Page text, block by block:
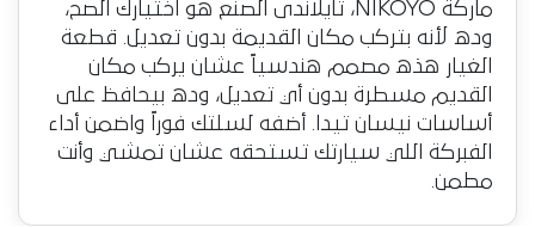
ماركة NIKOYO، تايلاندى الصنع هو اختيارك الصح،
وده لأنه بتركب مكان القديمة بدون تعديل. قطعة
الغيار هذه مصمم هندسياً عشان يركب مكان
القديم مسطرة بدون أي تعديل، وده بيحافظ على
أساسات نيسان تيدا. أضفه لسلتك فوراً واضمن أداء
الفبركة اللي سيارتك تستحقه عشان تمشي وأنت
مطمن.